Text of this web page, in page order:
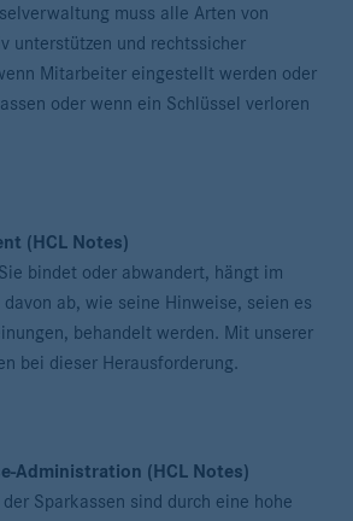
muss alle Arten von
unterstützen und rechtssicher
Mitarbeiter eingestellt werden oder
oder wenn ein Schlüssel verloren
(HCL Notes)
bindet oder abwandert, hängt im
ab, wie seine Hinweise, seien es
behandelt werden. Mit unserer
bei dieser Herausforderung.
Administration (HCL Notes)
Sparkassen sind durch eine hohe